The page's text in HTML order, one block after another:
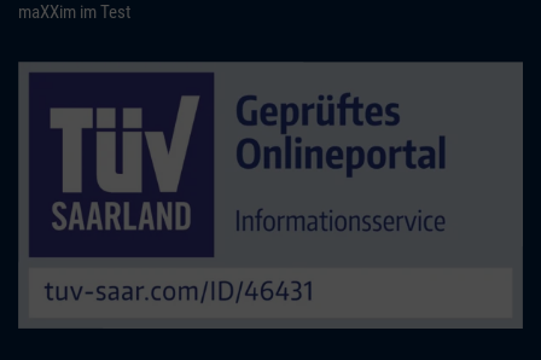
maXXim im Test